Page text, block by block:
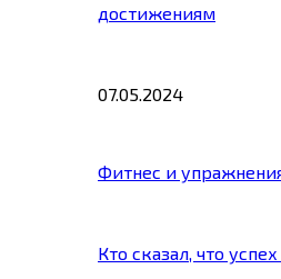
достижениям
07.05.2024
Фитнес и
Кто сказал, что